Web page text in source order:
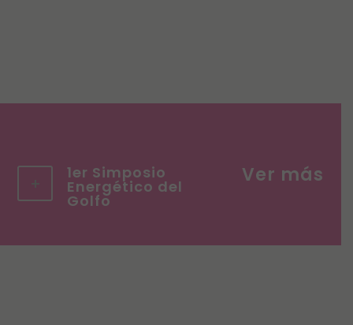
1er Simposio
Energético del
Golfo